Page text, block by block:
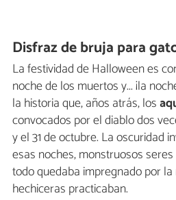
Disfraz de bruja para
La festividad de Halloween es
noche de los muertos y... ¡la
la historia que, años atrás, los
convocados por el diablo dos
y el 31 de octubre. La oscuridad
esas noches, monstruosos
todo quedaba impregnado por
hechiceras practicaban.